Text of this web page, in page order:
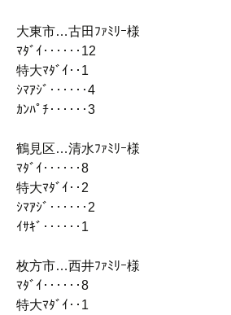
大東市…古田ﾌｧﾐﾘｰ様
ﾏﾀﾞｲ‥‥‥12
特大ﾏﾀﾞｲ‥1
ｼﾏｱｼﾞ‥‥‥4
ｶﾝﾊﾟﾁ‥‥‥3
鶴見区…清水ﾌｧﾐﾘｰ様
ﾏﾀﾞｲ‥‥‥8
特大ﾏﾀﾞｲ‥2
ｼﾏｱｼﾞ‥‥‥2
ｲｻｷﾞ‥‥‥1
枚方市…西井ﾌｧﾐﾘｰ様
ﾏﾀﾞｲ‥‥‥8
特大ﾏﾀﾞｲ‥1